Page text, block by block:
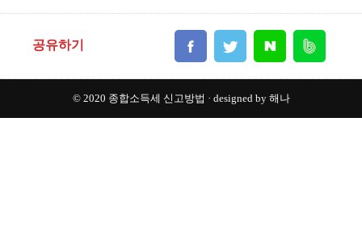
공유하기
© 2020 종합소득세 신고방법 · designed by 해나